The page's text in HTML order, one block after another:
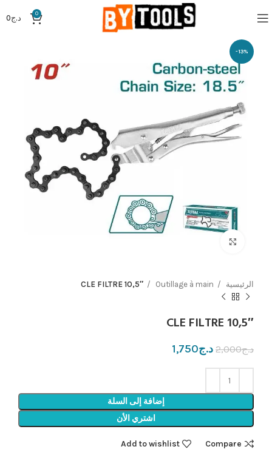
0 د.ج0
-13%
الرئيسية Outillage à main
CLE FILTRE 10,5″
CLE FILTRE 10,5″
د.ج2,000 د.ج1,750
إضافة إلى السلة
اشتري الأن
Compare
Add to wishlist